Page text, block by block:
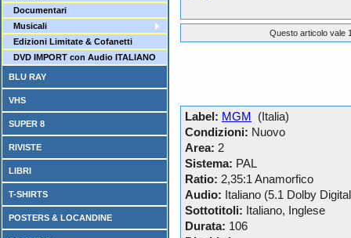
Documentari
Musicali
Edizioni Limitate & Cofanetti
DVD IMPORT con Audio ITALIANO
BLU RAY
VHS
SUPER 8
RIVISTE
LIBRI
T-SHIRTS
POSTERS & LOCANDINE
Questo articolo vale
Label: MGM
(Italia)
Condizioni: Nuovo
Area: 2
Sistema: PAL
Ratio: 2,35:1 Anamorfico
Audio: Italiano (5.1 Dolby
Sottotitoli: Italiano, Inglese
Durata: 106